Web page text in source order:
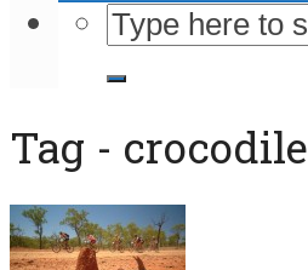
Tag - crocodile